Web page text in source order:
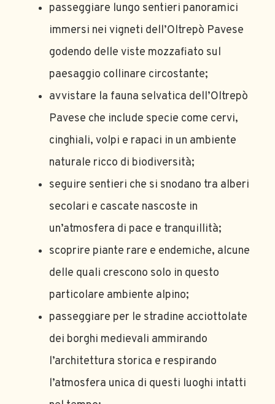
passeggiare lungo sentieri panoramici
immersi nei vigneti dell’Oltrepò Pavese
godendo delle viste mozzafiato sul
paesaggio collinare circostante;
avvistare la fauna selvatica dell’Oltrepò
Pavese che include specie come cervi,
cinghiali, volpi e rapaci in un ambiente
naturale ricco di biodiversità;
seguire sentieri che si snodano tra alberi
secolari e cascate nascoste in
un’atmosfera di pace e tranquillità;
scoprire piante rare e endemiche, alcune
delle quali crescono solo in questo
particolare ambiente alpino;
passeggiare per le stradine acciottolate
dei borghi medievali ammirando
l’architettura storica e respirando
l’atmosfera unica di questi luoghi intatti